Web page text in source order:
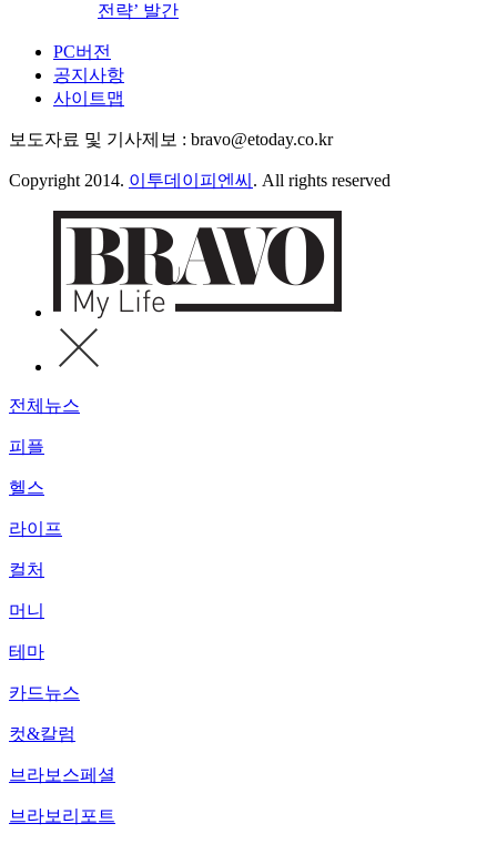
전략’ 발간
PC버전
공지사항
사이트맵
보도자료 및 기사제보 : bravo@etoday.co.kr
Copyright 2014. 이투데이피엔씨 . All rights reserved
전체뉴스
피플
헬스
라이프
컬처
머니
테마
카드뉴스
컷&칼럼
브라보스페셜
브라보리포트